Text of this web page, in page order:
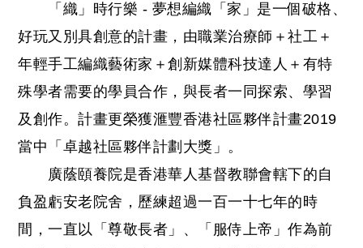
「織」時行樂 - 夢想編織「家」是一個破格、
好玩又別具創意的計畫，由職業治療師＋社工＋
年輕手工編織藝術家＋創新媒體科技達人＋有特
殊學者需要的學員合作，與長者一同探索、學習
及創作。計畫更榮獲滙豐香港社區夥伴計畫2019
當中「卓越社區夥伴計劃大獎」。
廣蔭頤養院是香港華人基督教聯會轄下的自
負盈虧安老院舍，歷練超過一百一十七年的時
間，一直以「尊敬長者」、「服侍上帝」作為前